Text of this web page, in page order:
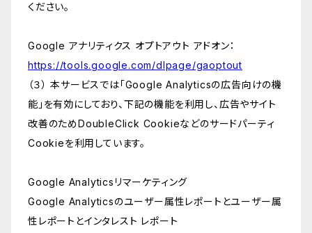
ください。
Google アナリティクス オプトアウト アドオン：
https://tools.google.com/dlpage/gaoptout
（３） 本サービスでは「Google Analyticsの広告向けの機
能」を有効にしており、下記の機能を利用し、広告やサイト
改善のためDoubleClick Cookieなどのサードパーティ
Cookieを利用しています。
Google Analyticsリマーケティング
Google Analyticsのユーザー属性レポートとユーザー属
性レポートとインタレスト レポート